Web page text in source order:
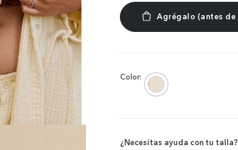
Color:
¿Necesitas ayuda con tu talla?